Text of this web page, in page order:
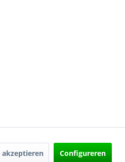
akzeptieren Configureren